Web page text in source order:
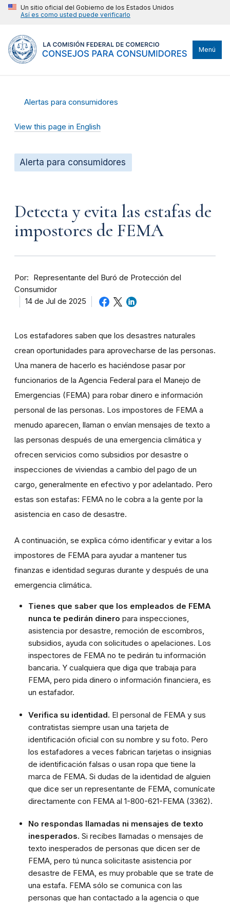
Un sitio oficial del Gobierno de los Estados Unidos
Así es como usted puede verificarlo
Menú
Alertas para consumidores
View this page in English
Alerta para consumidores
Detecta y evita las estafas de
impostores de FEMA
Por
Representante del Buró de Protección del
Consumidor
14 de Jul de 2025
Los estafadores saben que los desastres naturales
crean oportunidades para aprovecharse de las personas.
Una manera de hacerlo es haciéndose pasar por
funcionarios de la Agencia Federal para el Manejo de
Emergencias (FEMA) para robar dinero e información
personal de las personas. Los impostores de FEMA a
menudo aparecen, llaman o envían mensajes de texto a
las personas después de una emergencia climática y
ofrecen servicios como subsidios por desastre o
inspecciones de viviendas a cambio del pago de un
cargo, generalmente en efectivo y por adelantado. Pero
estas son estafas: FEMA no le cobra a la gente por la
asistencia en caso de desastre.
A continuación, se explica cómo identificar y evitar a los
impostores de FEMA para ayudar a mantener tus
finanzas e identidad seguras durante y después de una
emergencia climática.
Tienes que saber que los empleados de FEMA
nunca te pedirán dinero para inspecciones,
asistencia por desastre, remoción de escombros,
subsidios, ayuda con solicitudes o apelaciones. Los
inspectores de FEMA no te pedirán tu información
bancaria. Y cualquiera que diga que trabaja para
FEMA, pero pida dinero o información financiera, es
un estafador.
Verifica su identidad. El personal de FEMA y sus
contratistas siempre usan una tarjeta de
identificación oficial con su nombre y su foto. Pero
los estafadores a veces fabrican tarjetas o insignias
de identificación falsas o usan ropa que tiene la
marca de FEMA. Si dudas de la identidad de alguien
que dice ser un representante de FEMA, comunícate
directamente con FEMA al 1-800-621-FEMA (3362).
No respondas llamadas ni mensajes de texto
inesperados. Si recibes llamadas o mensajes de
texto inesperados de personas que dicen ser de
FEMA, pero tú nunca solicitaste asistencia por
desastre de FEMA, es muy probable que se trate de
una estafa. FEMA sólo se comunica con las
personas que han contactado a la agencia o que